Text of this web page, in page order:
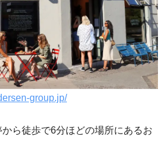
group.jp/
ら徒歩で6分ほどの場所にあるお